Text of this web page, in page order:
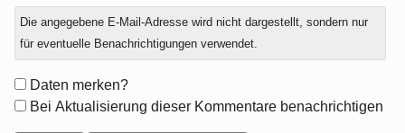
Antwort
zu
Die angegebene E-Mail-Adresse wird nicht dargestellt, sondern nur
für eventuelle Benachrichtigungen verwendet.
Formular-
Optionen
Daten merken?
Bei Aktualisierung dieser Kommentare benachrichtigen